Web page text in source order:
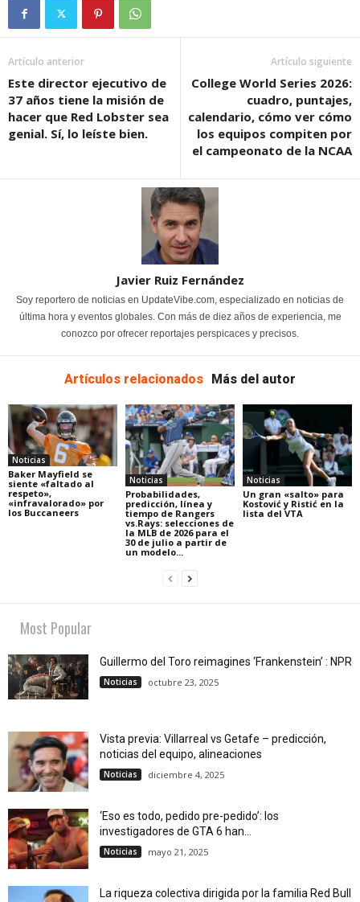
Artículo anterior
Este director ejecutivo de
37 años tiene la misión de
hacer que Red Lobster sea
genial. Sí, lo leíste bien.
Artículo siguiente
College World Series 2026:
cuadro, puntajes,
calendario, cómo ver cómo
los equipos compiten por
el campeonato de la NCAA
Javier Ruiz Fernández
Soy reportero de noticias en UpdateVibe.com, especializado en noticias de
última hora y eventos globales. Con más de diez años de experiencia, me
conozco por ofrecer reportajes perspicaces y precisos.
Artículos relacionados Más del autor
Noticias
Baker Mayfield se
siente «faltado al
respeto»,
«infravalorado» por
los Buccaneers
Noticias
Probabilidades,
predicción, línea y
tiempo de Rangers
vs.Rays: selecciones de
la MLB de 2026 para el
30 de julio a partir de
un modelo...
Noticias
Un gran «salto» para
Kostović y Ristić en la
lista del VTA
Most Popular
Guillermo del Toro reimagines ‘Frankenstein’ : NPR
Noticias octubre 23, 2025
Vista previa: Villarreal vs Getafe – predicción,
noticias del equipo, alineaciones
Noticias diciembre 4, 2025
‘Eso es todo, pedido pre-pedido’: los
investigadores de GTA 6 han...
Noticias mayo 21, 2025
La riqueza colectiva dirigida por la familia Red Bull